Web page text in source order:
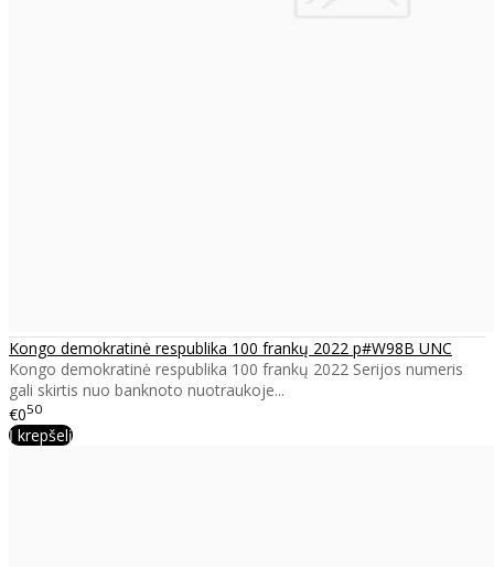
Kongo demokratinė respublika 100 frankų 2022 p#W98B UNC
Kongo demokratinė respublika 100 frankų 2022 Serijos numeris
gali skirtis nuo banknoto nuotraukoje...
€050
Į krepšelį